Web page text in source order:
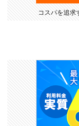
コスパを追求